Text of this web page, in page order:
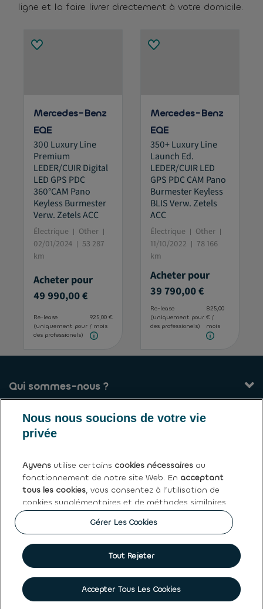
ligne et la faire livrer directement à votre domicile.
Mercedes-Benz
EQE
300 Luxury Line
Premium
LEDER/CUIR Digital
LED GPS PDC
360°CAM Pano
Keyless Burmester
Verw. Zetels ACC
Électrique
Other
02/01/2024
53 287
km
Acheter pour
49 990,00 €
Re-lease
(uniquement pour
des professionels)
925,00 €
/ mois
Mercedes-Benz
EQE
350+ Luxury Line
Launch Ed.
LEDER/CUIR LED
GPS PDC CAM Pano
Burmester Keyless
BLIS Verw. Zetels
ACC
Électrique
Other
11/10/2022
78 166
km
Acheter pour
39 790,00 €
Re-lease
(uniquement pour
des professionels)
825,00
€ /
mois
Qui sommes-nous ?
Nos services
Conditions générales de vente
Ayvens
Politique de cookies Politique de confidentialité
Terms
and conditions
Droits d'accès des personnes concernées
2026 Ayvens.
Nous nous soucions de votre vie
privée
Ayvens utilise certains cookies nécessaires au
fonctionnement de notre site Web. En acceptant
tous les cookies, vous consentez à l’utilisation de
cookies supplémentaires et de méthodes similaires
parAyvenset nos partenaires, afin d'analyser le
trafic du site et le comportement en ligne, d'offrir
et de personnaliser le contenu et les publicités
sur/en dehors de notre site Web.
Vous pouvez gérer les cookiesou retirer votre
consentement à tout moment. Ceci ne porte pas
Gérer Les Cookies
Tout Rejeter
Accepter Tous Les Cookies